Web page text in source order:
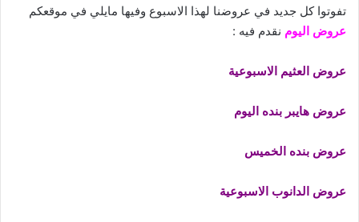
تفوتوا كل جديد في عروضنا لهذا الاسبوع وفيها مايلي في موقعكم
عروض اليوم نقدم فيه :
عروض العثيم الاسبوعية
عروض هايبر بنده اليوم
عروض بنده الخميس
عروض الدانوب الاسبوعية